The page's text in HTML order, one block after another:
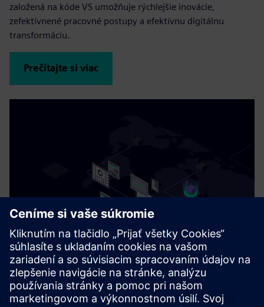
založená na kóde VS umožňuje rýchlejšie inovácie,
zefektívnené pracovné postupy a efektívnu digitálnu
transformáciu.
Prečítajte si viac